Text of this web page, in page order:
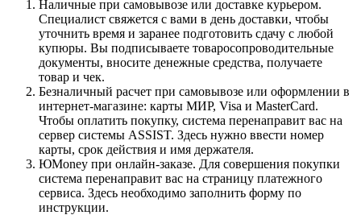
Наличные при самовывозе или доставке курьером.
Специалист свяжется с вами в день доставки, чтобы
уточнить время и заранее подготовить сдачу с любой
купюры. Вы подписываете товаросопроводительные
документы, вносите денежные средства, получаете
товар и чек.
Безналичный расчет при самовывозе или оформлении в
интернет-магазине: карты МИР, Visa и MasterCard.
Чтобы оплатить покупку, система перенаправит вас на
сервер системы ASSIST. Здесь нужно ввести номер
карты, срок действия и имя держателя.
ЮMoney при онлайн-заказе. Для совершения покупки
система перенаправит вас на страницу платежного
сервиса. Здесь необходимо заполнить форму по
инструкции.